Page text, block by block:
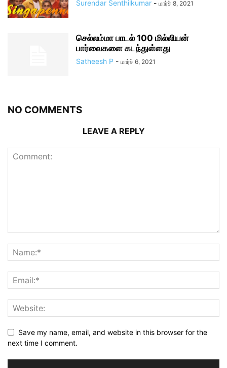
Surendar Senthilkumar - மார்ச் 8, 2021
செல்லம்மா பாடல் 100 மில்லியன்
பார்வைகளை கடந்துள்ளது
Satheesh P - மார்ச் 6, 2021
NO COMMENTS
LEAVE A REPLY
Save my name, email, and website in this browser for the
next time I comment.